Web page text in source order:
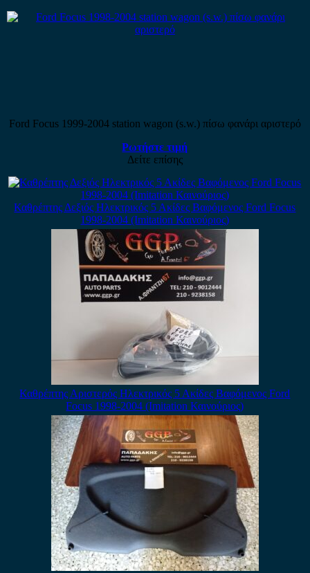
Ford Focus 1999-2004 station wagon (s.w.) πίσω φανάρι αριστερό
Ρωτήστε τιμή
Δείτε επίσης
Καθρέπτης Δεξιός Ηλεκτρικός 5 Ακίδες Βαφόμενος Ford Focus
1998-2004 (Imitation Καινούριος)
Καθρέπτης Αριστερός Ηλεκτρικός 5 Ακίδες Βαφόμενος Ford
Focus 1998-2004 (Imitation Καινούριος)